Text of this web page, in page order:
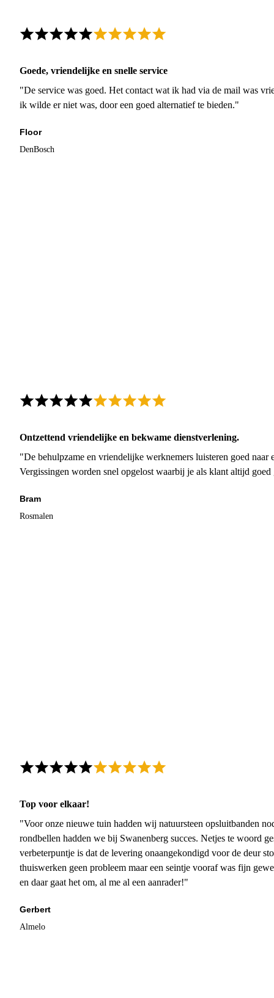
Goede, vriendelijke en snelle service
"De service was goed. Het contact wat ik had via de mail was
ik wilde er niet was, door een goed alternatief te bieden."
Floor
DenBosch
Ontzettend vriendelijke en bekwame dienstverlening.
"De behulpzame en vriendelijke werknemers luisteren goed naar
Vergissingen worden snel opgelost waarbij je als klant altijd
Bram
Rosmalen
Top voor elkaar!
"Voor onze nieuwe tuin hadden wij natuursteen opsluitbanden
rondbellen hadden we bij Swanenberg succes. Netjes te woord
verbeterpuntje is dat de levering onaangekondigd voor de deur
thuiswerken geen probleem maar een seintje vooraf was fijn
en daar gaat het om, al me al een aanrader!"
Gerbert
Almelo